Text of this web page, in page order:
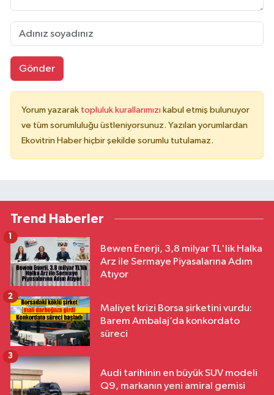
Gönder
Yorum yazarak topluluk kurallarımızı kabul etmiş bulunuyor
ve tüm sorumluluğu üstleniyorsunuz. Yazılan yorumlardan
Ekovitrin Haber hiçbir şekilde sorumlu tutulamaz.
Trend Haberler
Bewen Enerji, 3,8 milyar TL'lik Halka
Arz ile Sermaye Piyasalarına Adım
Atıyor
1
Maliyet krizi Borsa şirketini vurdu:
Barem Ambalaj’da konkordato
süreci
2
Audi tarihinin en büyük SUV modeli
Q9, markanın yeni amiral gemisi
3